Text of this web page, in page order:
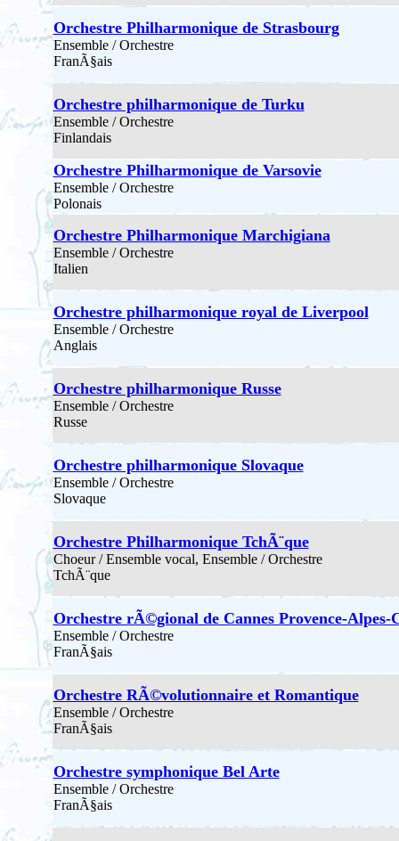
Orchestre Philharmonique de Strasbourg
Ensemble / Orchestre
FranÃ§ais
Orchestre philharmonique de Turku
Ensemble / Orchestre
Finlandais
Orchestre Philharmonique de Varsovie
Ensemble / Orchestre
Polonais
Orchestre Philharmonique Marchigiana
Ensemble / Orchestre
Italien
Orchestre philharmonique royal de Liverpool
Ensemble / Orchestre
Anglais
Orchestre philharmonique Russe
Ensemble / Orchestre
Russe
Orchestre philharmonique Slovaque
Ensemble / Orchestre
Slovaque
Orchestre Philharmonique TchÃ¨que
Choeur / Ensemble vocal, Ensemble / Orchestre
TchÃ¨que
Orchestre rÃ©gional de Cannes Provence-Alpes-
Ensemble / Orchestre
FranÃ§ais
Orchestre RÃ©volutionnaire et Romantique
Ensemble / Orchestre
FranÃ§ais
Orchestre symphonique Bel Arte
Ensemble / Orchestre
FranÃ§ais